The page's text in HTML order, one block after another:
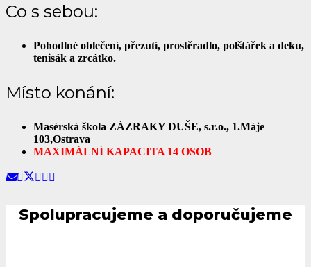
Co s sebou:
Pohodlné oblečení, přezutí, prostěradlo, polštářek a deku,
tenisák a zrcátko.
Místo konání:
Masérská škola ZÁZRAKY DUŠE, s.r.o., 1.Máje
103,Ostrava
MAXIMÁLNÍ KAPACITA 14 OSOB
Spolupracujeme a doporučujeme